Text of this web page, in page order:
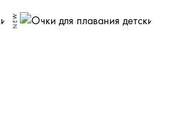
NEW